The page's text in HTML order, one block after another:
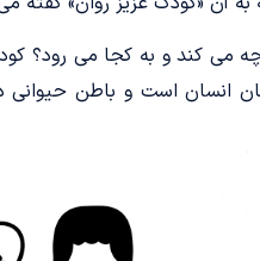
چه می­ کند و به کجا می­
انسان است و باطن حیوانی